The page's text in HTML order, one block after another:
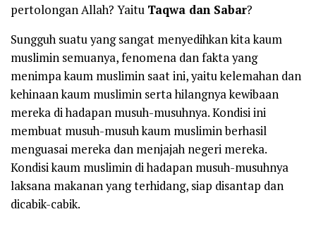
pertolongan Allah? Yaitu Taqwa dan Sabar?
Sungguh suatu yang sangat menyedihkan kita kaum
muslimin semuanya, fenomena dan fakta yang
menimpa kaum muslimin saat ini, yaitu kelemahan dan
kehinaan kaum muslimin serta hilangnya kewibaan
mereka di hadapan musuh-musuhnya. Kondisi ini
membuat musuh-musuh kaum muslimin berhasil
menguasai mereka dan menjajah negeri mereka.
Kondisi kaum muslimin di hadapan musuh-musuhnya
laksana makanan yang terhidang, siap disantap dan
dicabik-cabik.